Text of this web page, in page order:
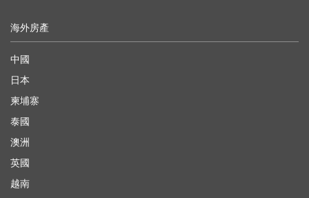
海外房產
中國
日本
柬埔寨
泰國
澳洲
英國
越南